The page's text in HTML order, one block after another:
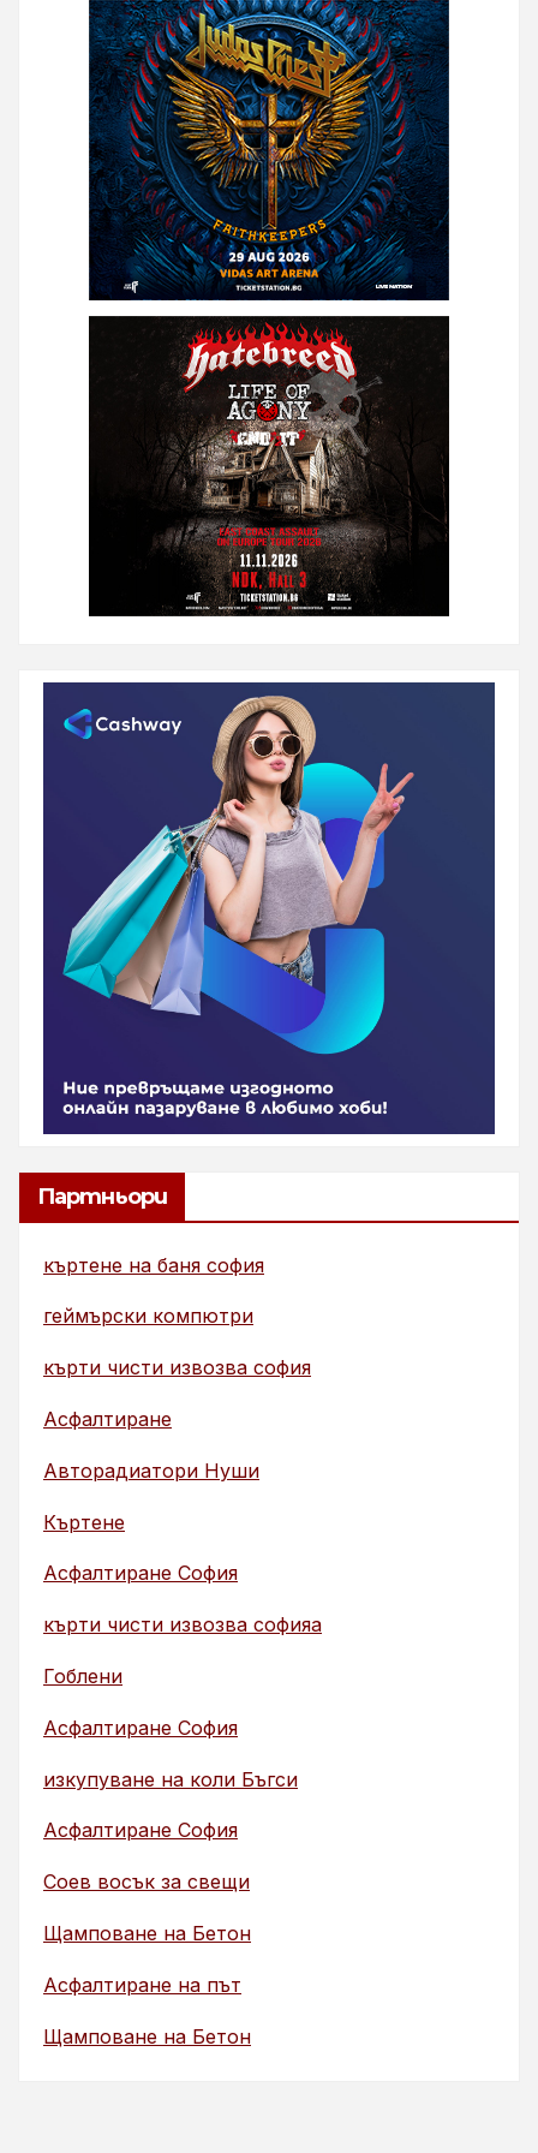
Партньори
къртене на баня софия
геймърски компютри
кърти чисти извозва софия
Асфалтиране
Авторадиатори Нуши
Къртене
Асфалтиране София
кърти чисти извозва софияа
Гоблени
Асфалтиране София
изкупуване на коли Бъгси
Асфалтиране София
Соев восък за свещи
Щамповане на Бетон
Асфалтиране на път
Щамповане на Бетон